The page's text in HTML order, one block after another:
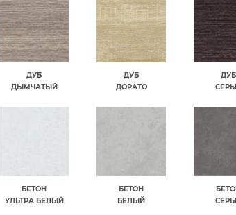
ДУБ
ДЫМЧАТЫЙ
ДУБ
ДОРАТО
ДУБ
БЕТОН
УЛЬТРА БЕЛЫЙ
БЕТОН
БЕЛЫЙ